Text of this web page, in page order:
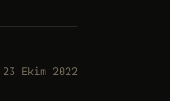
23 Ekim 2022